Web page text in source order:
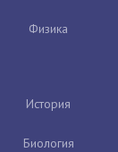
Физика
История
Биология